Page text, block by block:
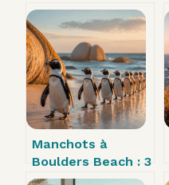
Manchots à
Boulders Beach : 3
criques à explorer